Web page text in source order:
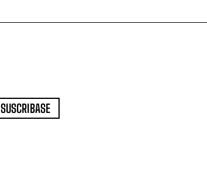
SUSCRIBASE